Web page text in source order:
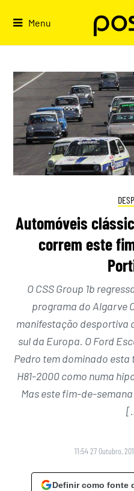
Menu
Automóveis
correm este
O CSS Group 1b
programa do Algarve
manifestação desportiva
sul da Europa. O Ford
Pedro tem dominado
H81-2000 como numa
Mas este fim-de-
11:54 27 Outubro,
Definir como fonte